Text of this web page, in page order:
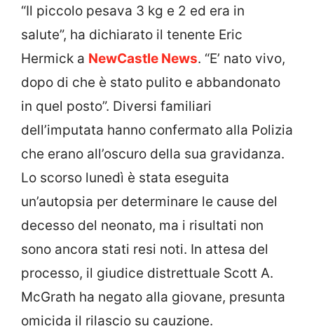
“Il piccolo pesava 3 kg e 2 ed era in
salute”, ha dichiarato il tenente Eric
Hermick a NewCastle News. “E’ nato vivo,
dopo di che è stato pulito e abbandonato
in quel posto”. Diversi familiari
dell’imputata hanno confermato alla Polizia
che erano all’oscuro della sua gravidanza.
Lo scorso lunedì è stata eseguita
un’autopsia per determinare le cause del
decesso del neonato, ma i risultati non
sono ancora stati resi noti. In attesa del
processo, il giudice distrettuale Scott A.
McGrath ha negato alla giovane, presunta
omicida il rilascio su cauzione.